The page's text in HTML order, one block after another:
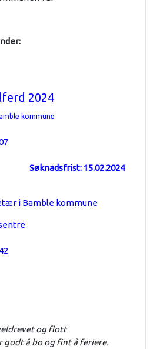
2024
kommune
Søknadsfrist: 15.02.2024
i Bamble kommune
og flott
godt å bo og fint å feriere.